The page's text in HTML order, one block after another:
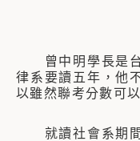
曾中明學長是台
律系要讀五年，他
以雖然聯考分數可
就讀社會系期間